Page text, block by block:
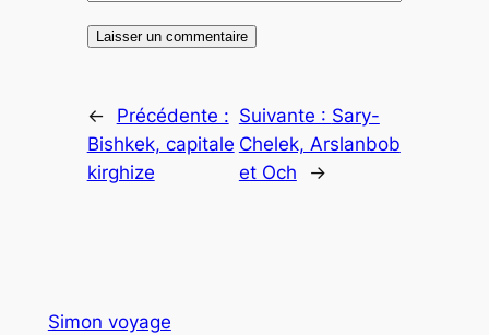
←
Précédente :
Bishkek, capitale
kirghize
Suivante : Sary-
Chelek, Arslanbob
et Och
→
Simon voyage